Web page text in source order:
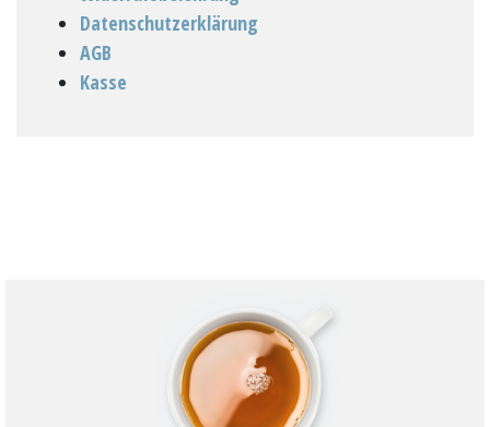
Datenschutzerklärung
AGB
Kasse